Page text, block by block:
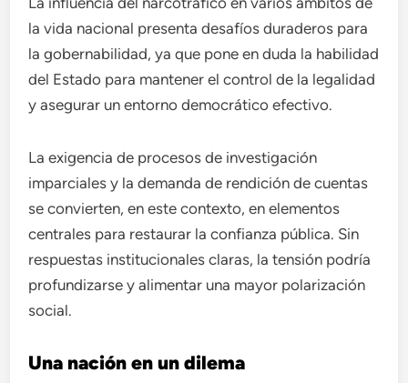
la vida nacional presenta desafíos duraderos para
la gobernabilidad, ya que pone en duda la habilidad
del Estado para mantener el control de la legalidad
y asegurar un entorno democrático efectivo.
La exigencia de procesos de investigación
imparciales y la demanda de rendición de cuentas
se convierten, en este contexto, en elementos
centrales para restaurar la confianza pública. Sin
respuestas institucionales claras, la tensión podría
profundizarse y alimentar una mayor polarización
social.
Una nación en un dilema